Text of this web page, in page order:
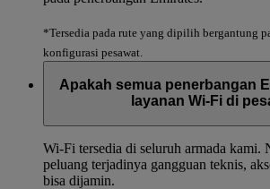
*Tersedia pada rute yang dipilih bergantung
konfigurasi pesawat.
Apakah semua penerbangan
layanan Wi-Fi di
Wi-Fi tersedia di seluruh armada kami.
peluang terjadinya gangguan teknis,
bisa dijamin.